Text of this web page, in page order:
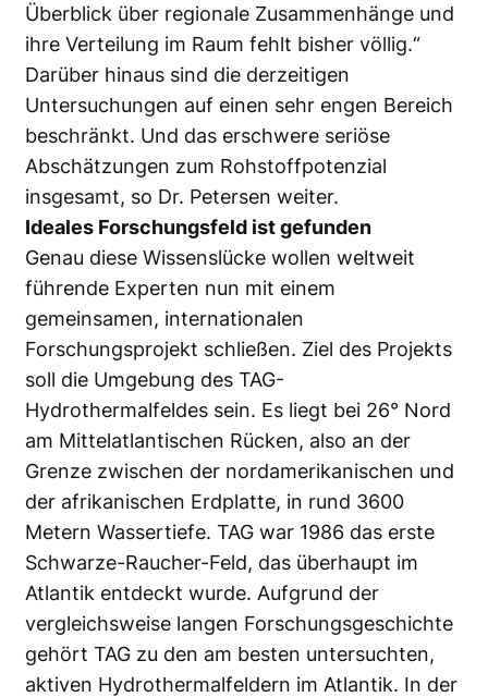
Überblick über regionale Zusammenhänge und
ihre Verteilung im Raum fehlt bisher völlig.“
Darüber hinaus sind die derzeitigen
Untersuchungen auf einen sehr engen Bereich
beschränkt. Und das erschwere seriöse
Abschätzungen zum Rohstoffpotenzial
insgesamt, so Dr. Petersen weiter.
Ideales Forschungsfeld ist gefunden
Genau diese Wissenslücke wollen weltweit
führende Experten nun mit einem
gemeinsamen, internationalen
Forschungsprojekt schließen. Ziel des Projekts
soll die Umgebung des TAG-
Hydrothermalfeldes sein. Es liegt bei 26° Nord
am Mittelatlantischen Rücken, also an der
Grenze zwischen der nordamerikanischen und
der afrikanischen Erdplatte, in rund 3600
Metern Wassertiefe. TAG war 1986 das erste
Schwarze-Raucher-Feld, das überhaupt im
Atlantik entdeckt wurde. Aufgrund der
vergleichsweise langen Forschungsgeschichte
gehört TAG zu den am besten untersuchten,
aktiven Hydrothermalfeldern im Atlantik. In der